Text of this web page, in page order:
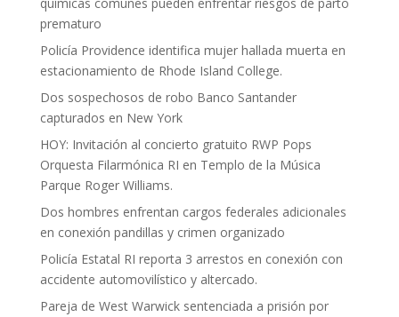
prematuro
Policía Providence identifica mujer hallada muerta en
estacionamiento de Rhode Island College.
Dos sospechosos de robo Banco Santander
capturados en New York
HOY: Invitación al concierto gratuito RWP Pops
Orquesta Filarmónica RI en Templo de la Música
Parque Roger Williams.
Dos hombres enfrentan cargos federales adicionales
en conexión pandillas y crimen organizado
Policía Estatal RI reporta 3 arrestos en conexión con
accidente automovilístico y altercado.
Pareja de West Warwick sentenciada a prisión por